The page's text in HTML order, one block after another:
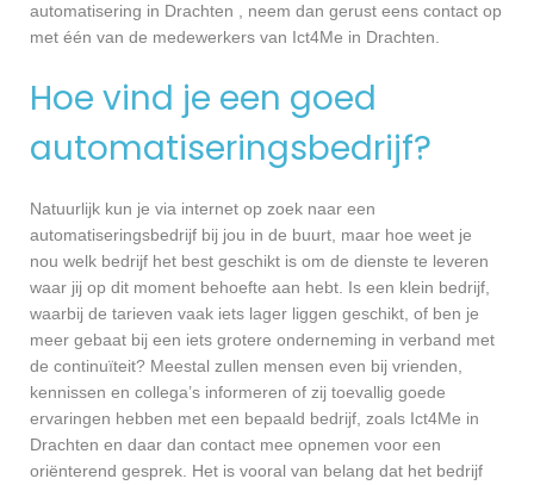
automatisering in Drachten , neem dan gerust eens contact op
met één van de medewerkers van Ict4Me in Drachten.
Hoe vind je een goed
automatiseringsbedrijf?
Natuurlijk kun je via internet op zoek naar een
automatiseringsbedrijf bij jou in de buurt, maar hoe weet je
nou welk bedrijf het best geschikt is om de dienste te leveren
waar jij op dit moment behoefte aan hebt. Is een klein bedrijf,
waarbij de tarieven vaak iets lager liggen geschikt, of ben je
meer gebaat bij een iets grotere onderneming in verband met
de continuïteit? Meestal zullen mensen even bij vrienden,
kennissen en collega’s informeren of zij toevallig goede
ervaringen hebben met een bepaald bedrijf, zoals Ict4Me in
Drachten en daar dan contact mee opnemen voor een
oriënterend gesprek. Het is vooral van belang dat het bedrijf